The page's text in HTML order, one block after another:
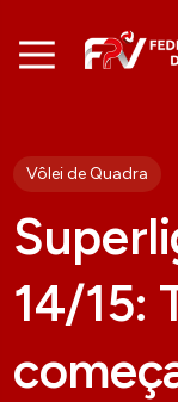
Vôlei de Quadra
14/15: